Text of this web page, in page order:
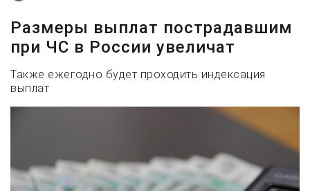
Размеры выплат пострадавшим
при ЧС в России увеличат
Также ежегодно будет проходить индексация
выплат